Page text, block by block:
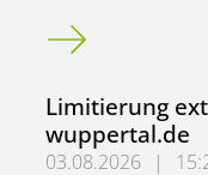
Spam-/Phishing-
Limitierung
wuppertal.de
03.08.2026 |